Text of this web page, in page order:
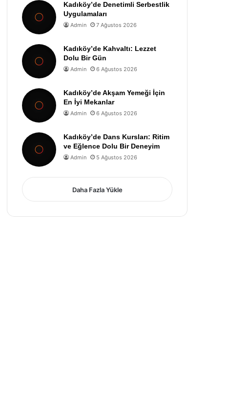
Kadıköy’de Denetimli Serbestlik
Uygulamaları
Admin 7 Ağustos 2026
Kadıköy’de Kahvaltı: Lezzet
Dolu Bir Gün
Admin 6 Ağustos 2026
Kadıköy’de Akşam Yemeği İçin
En İyi Mekanlar
Admin 6 Ağustos 2026
Kadıköy’de Dans Kursları: Ritim
ve Eğlence Dolu Bir Deneyim
Admin 5 Ağustos 2026
Daha Fazla Yükle